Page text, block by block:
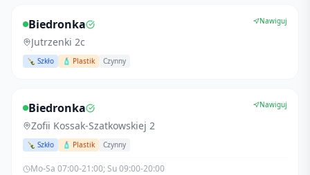
Biedronka
Jutrzenki 2c
🍾 Szkło 🧴 Plastik Czynny
Nawiguj
Biedronka
Zofii Kossak-Szatkowskiej 2
🍾 Szkło 🧴 Plastik Czynny
Nawiguj
Mo-Sa 07:00-21:00; Su 09:00-20:00